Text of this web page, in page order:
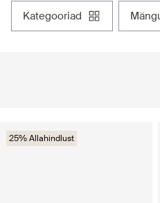
kategooriad
25% Allahindlust